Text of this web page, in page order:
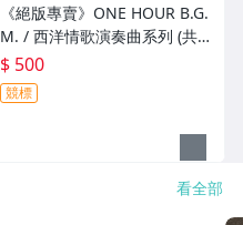
《絕版專賣》ONE HOUR B.G.
M. / 西洋情歌演奏曲系列 (共3
CD.日本Denon.無IFPI)
$ 500
競標
看全部